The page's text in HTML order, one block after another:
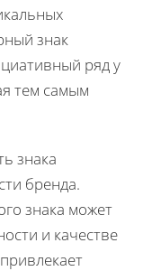
знак
ряд у
тем самым
знака
бренда.
знака может
и качестве